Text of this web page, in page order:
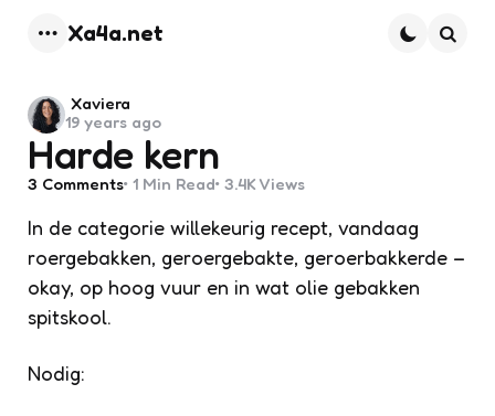
Xa4a.net
Harde kern
Posted
by
Xaviera
19 years ago
3 Comments 1 Min Read 3.4K Views
In de categorie willekeurig recept, vandaag
roergebakken, geroergebakte, geroerbakkerde –
okay, op hoog vuur en in wat olie gebakken
spitskool.
Nodig: